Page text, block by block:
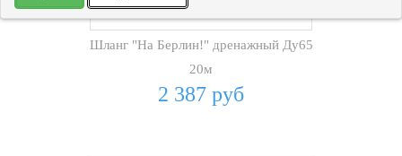
Шланг "На Берлин!" дренажный Ду65
20м
2 387 руб